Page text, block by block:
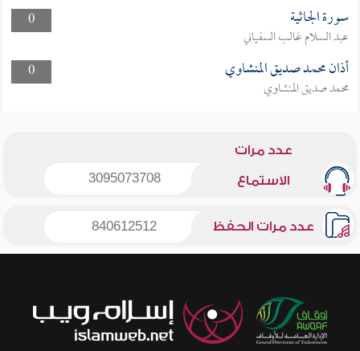
0
سورة الجاثية
عبد السلام غالب السفياني
0
أذان محمد صديق المنشاوي
محمد صديق المنشاوي
عدد مرات
الاستماع 3095073708
عدد مرات الحفظ 840612512